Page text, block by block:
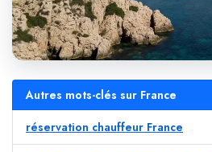
Autres mots-clés sur France
réservation chauffeur France